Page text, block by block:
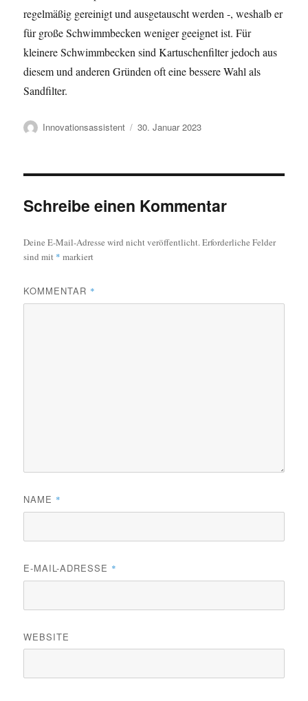
regelmäßig gereinigt und ausgetauscht werden -, weshalb er
für große Schwimmbecken weniger geeignet ist. Für
kleinere Schwimmbecken sind Kartuschenfilter jedoch aus
diesem und anderen Gründen oft eine bessere Wahl als
Sandfilter.
Autor
Innovationsassistent
Veröffentlicht
30. Januar 2023
Schreibe einen Kommentar
Deine E-Mail-Adresse wird nicht veröffentlicht.Erforderliche Felder
sind mit * markiert
KOMMENTAR *
NAME *
E-MAIL-ADRESSE *
WEBSITE